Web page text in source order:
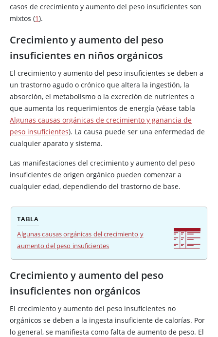
casos de crecimiento y aumento del peso insuficientes son
mixtos (1).
Crecimiento y aumento del peso
insuficientes en niños orgánicos
El crecimiento y aumento del peso insuficientes se deben a
un trastorno agudo o crónico que altera la ingestión, la
absorción, el metabolismo o la excreción de nutrientes o
que aumenta los requerimientos de energía (véase tabla
Algunas causas orgánicas de crecimiento y ganancia de
peso insuficientes). La causa puede ser una enfermedad de
cualquier aparato y sistema.
Las manifestaciones del crecimiento y aumento del peso
insuficientes de origen orgánico pueden comenzar a
cualquier edad, dependiendo del trastorno de base.
TABLA
Algunas causas orgánicas del crecimiento y
aumento del peso insuficientes
Crecimiento y aumento del peso
insuficientes non orgánicos
El crecimiento y aumento del peso insuficientes no
orgánicos se deben a la ingesta insuficiente de calorías. Por
lo general, se manifiesta como falta de aumento de peso. El